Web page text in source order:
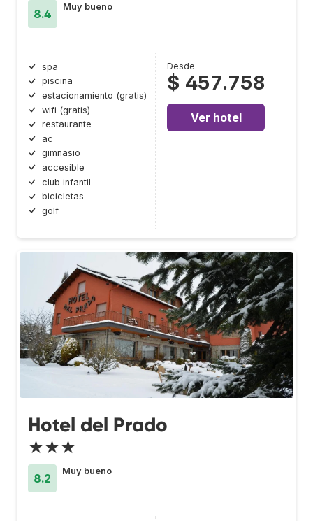
8.4
Muy bueno
spa
piscina
estacionamiento (gratis)
wifi (gratis)
restaurante
ac
gimnasio
accesible
club infantil
bicicletas
golf
Desde
$ 457.758
Ver hotel
Hotel del Prado
★★★
8.2
Muy bueno